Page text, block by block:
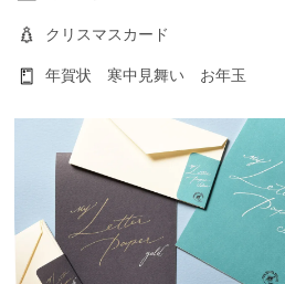
クリスマスカード
年賀状 寒中見舞い お年玉